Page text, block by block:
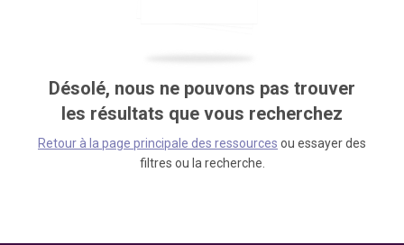
Désolé, nous ne pouvons pas trouver
les résultats que vous recherchez
Retour à la page principale des ressources ou essayer des
filtres ou la recherche.